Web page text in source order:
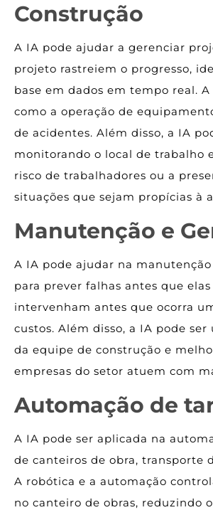
Construção
A IA pode ajudar a gerenciar
projeto rastreiem o progresso,
base em dados em tempo real.
como a operação de
de acidentes. Além disso, a IA
monitorando o local de trabalho
risco de trabalhadores ou a
situações que sejam propícias à
Manutenção e
A IA pode ajudar na
para prever falhas antes que
intervenham antes que ocorra
custos. Além disso, a IA pode
da equipe de construção e
empresas do setor atuem com
Automação de
A IA pode ser aplicada na
de canteiros de obra, transporte
A robótica e a automação
no canteiro de obras, reduzindo